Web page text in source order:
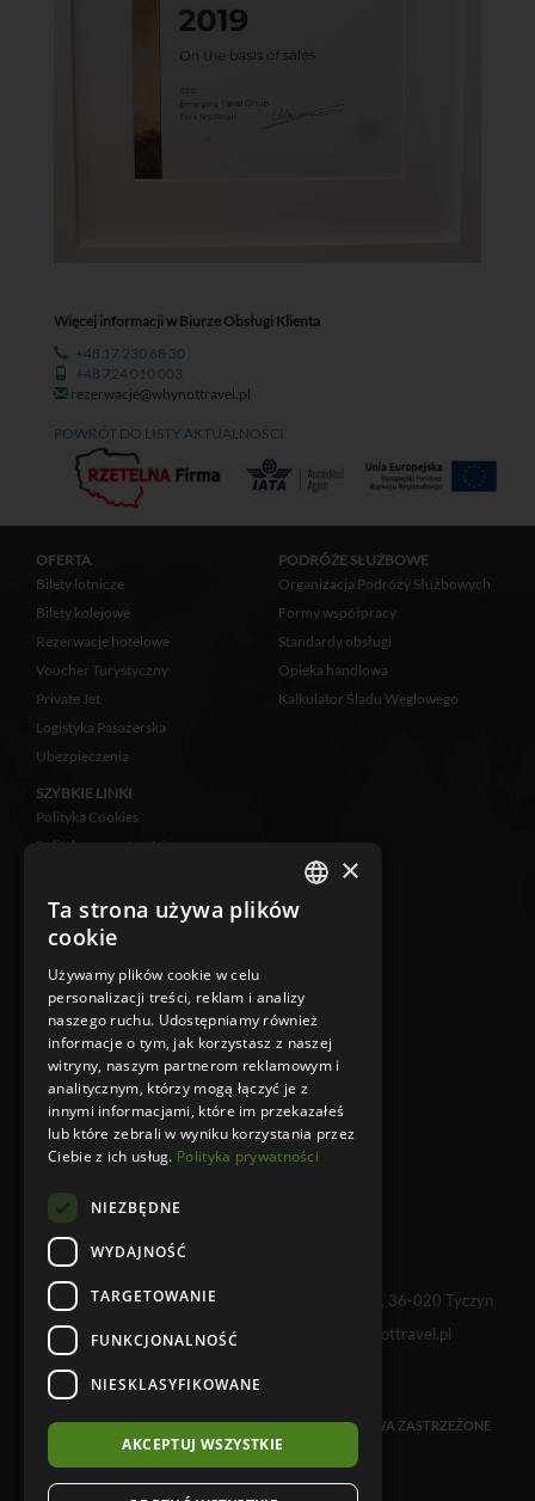
Więcej informacji w Biurze Obsługi Klienta
+48 17 230 68 30
+48 724 010 003
rezerwacje@whynottravel.pl
POWRÓT DO LISTY AKTUALNOŚCI
WHY NOT TRAVEL sp. z o.o., Kielnarowa 108 A, 36-020 Tyczyn
tel. +48 17 230 68 01 e-mail:
info@whynottravel.pl
OFERTA
Bilety lotnicze
Bilety kolejowe
Rezerwacje hotelowe
Voucher Turystyczny
Private Jet
Logistyka Pasażerska
Ubezpieczenia
PODRÓŻE SŁUŻBOWE
Organizacja Podróży Służbowych
Formy współpracy
Standardy obsługi
Opieka handlowa
Kalkulator Śladu Węglowego
SZYBKIE LINKI
Polityka Cookies
Polityka prywatności
Klauzula informacyjna
RODO
Klauzula Informacyjna w
przypadku zbierania danych
osobowych niebezpośrednio od
osoby, której dane dotyczą
Klauzula Informacyjna w
przypadku zbierania danych
osobowych bezpośrednio od osoby,
której dane dotyczą
COPYRIGHT © 2026 WHYNOTTRAVEL. WSZELKIE PRAWA ZASTRZEŻONE
×
Ta strona używa plików
cookie
Używamy plików cookie w celu
personalizacji treści, reklam i analizy
naszego ruchu. Udostępniamy również
informacje o tym, jak korzystasz z naszej
witryny, naszym partnerom reklamowym i
analitycznym, którzy mogą łączyć je z
innymi informacjami, które im przekazałeś
lub które zebrali w wyniku korzystania przez
Ciebie z ich usług. Polityka prywatności
NIEZBĘDNE
WYDAJNOŚĆ
TARGETOWANIE
FUNKCJONALNOŚĆ
NIESKLASYFIKOWANE
AKCEPTUJ WSZYSTKIE